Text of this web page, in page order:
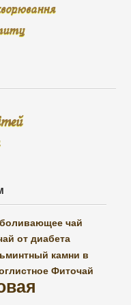
чай
от диабета
камни в
Фиточай